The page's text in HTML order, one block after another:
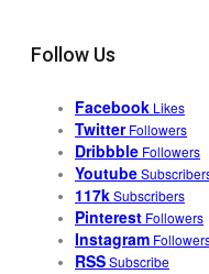
Follow Us
Facebook Likes
Twitter Followers
Dribbble Followers
Youtube
117kSubscribers
Pinterest Followers
Instagram
RSSSubscribe